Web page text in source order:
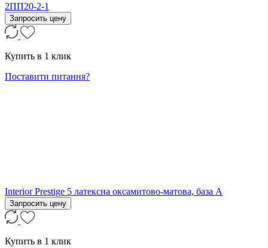
2ПП20-2-1
Запросить цену
Купить в 1 клик
Поставити питання?
Interior Prestige 5 латексна оксамитово-матова, база А
Запросить цену
Купить в 1 клик